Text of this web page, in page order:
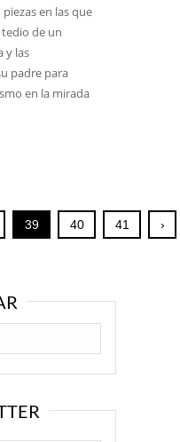
en las que
de un
y las
padre para
en la mirada
39 40 41 ›